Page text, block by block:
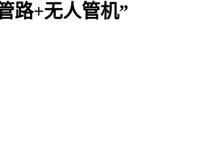
路+无人管机”